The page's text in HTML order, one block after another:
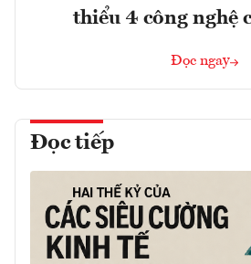
thiểu 4 công nghệ
Đọc ngay
Đọc tiếp